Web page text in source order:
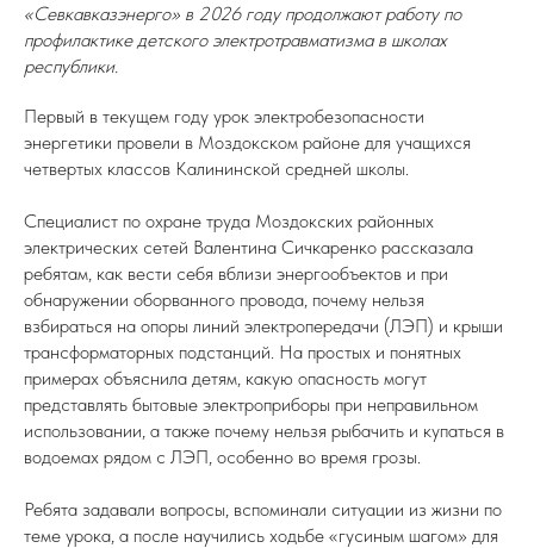
«Севкавказэнерго» в 2026 году продолжают работу по
профилактике детского электротравматизма в школах
республики.
Первый в текущем году урок электробезопасности
энергетики провели в Моздокском районе для учащихся
четвертых классов Калининской средней школы.
Специалист по охране труда Моздокских районных
электрических сетей Валентина Сичкаренко рассказала
ребятам, как вести себя вблизи энергообъектов и при
обнаружении оборванного провода, почему нельзя
взбираться на опоры линий электропередачи (ЛЭП) и крыши
трансформаторных подстанций. На простых и понятных
примерах объяснила детям, какую опасность могут
представлять бытовые электроприборы при неправильном
использовании, а также почему нельзя рыбачить и купаться в
водоемах рядом с ЛЭП, особенно во время грозы.
Ребята задавали вопросы, вспоминали ситуации из жизни по
теме урока, а после научились ходьбе «гусиным шагом» для